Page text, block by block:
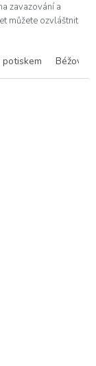
zavazování a
můžete ozvláštnit
Béžový